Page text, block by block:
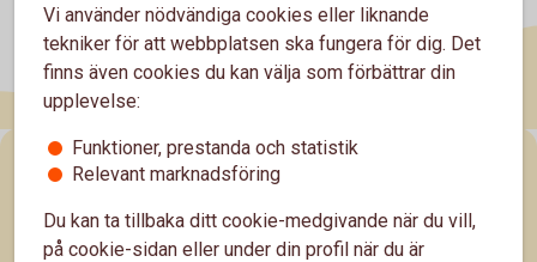
Vi använder nödvändiga cookies eller liknande
tekniker för att webbplatsen ska fungera för dig. Det
finns även cookies du kan välja som förbättrar din
upplevelse:
Funktioner, prestanda och statistik
Relevant marknadsföring
Du kan ta tillbaka ditt cookie-medgivande när du vill,
på cookie-sidan eller under din profil när du är
Sidfot
Kundservice
Kontakta oss